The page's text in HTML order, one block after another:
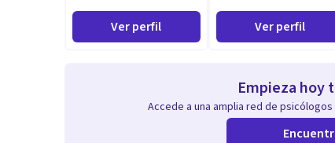
Ver perfil Ver perfil
Empieza hoy
Accede a una amplia red de